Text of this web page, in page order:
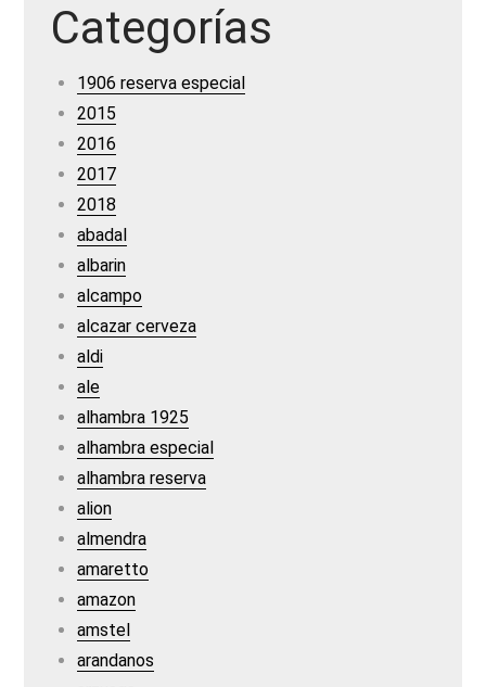
Categorías
1906 reserva especial
2015
2016
2017
2018
abadal
albarin
alcampo
alcazar cerveza
aldi
ale
alhambra 1925
alhambra especial
alhambra reserva
alion
almendra
amaretto
amazon
amstel
arandanos